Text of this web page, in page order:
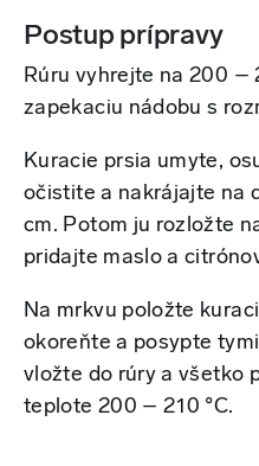
Postup prípravy
Rúru vyhrejte na 200 –
zapekaciu nádobu s
Kuracie prsia umyte,
očistite a nakrájajte na
cm. Potom ju rozložte
pridajte maslo a
Na mrkvu položte
okoreňte a posypte
vložte do rúry a všetko
teplote 200 – 210 °C.